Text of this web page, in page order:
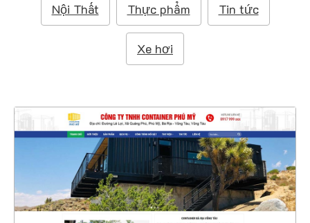
Nội Thất Thực phẩm Tin tức
Xe hơi